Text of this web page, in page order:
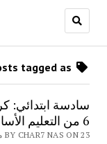
سادسة ابتدائي:
6 من التعليم الأساسي تونس
BY CHAR7 NAS ON 23 مايو، 2021